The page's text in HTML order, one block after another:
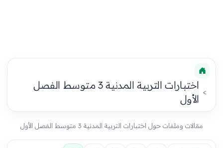
اختبارات التربية المدنية 3 متوسط الفصل
الأول
مقالات وملفات حول اختبارات التربية المدنية 3 متوسط الفصل الأول